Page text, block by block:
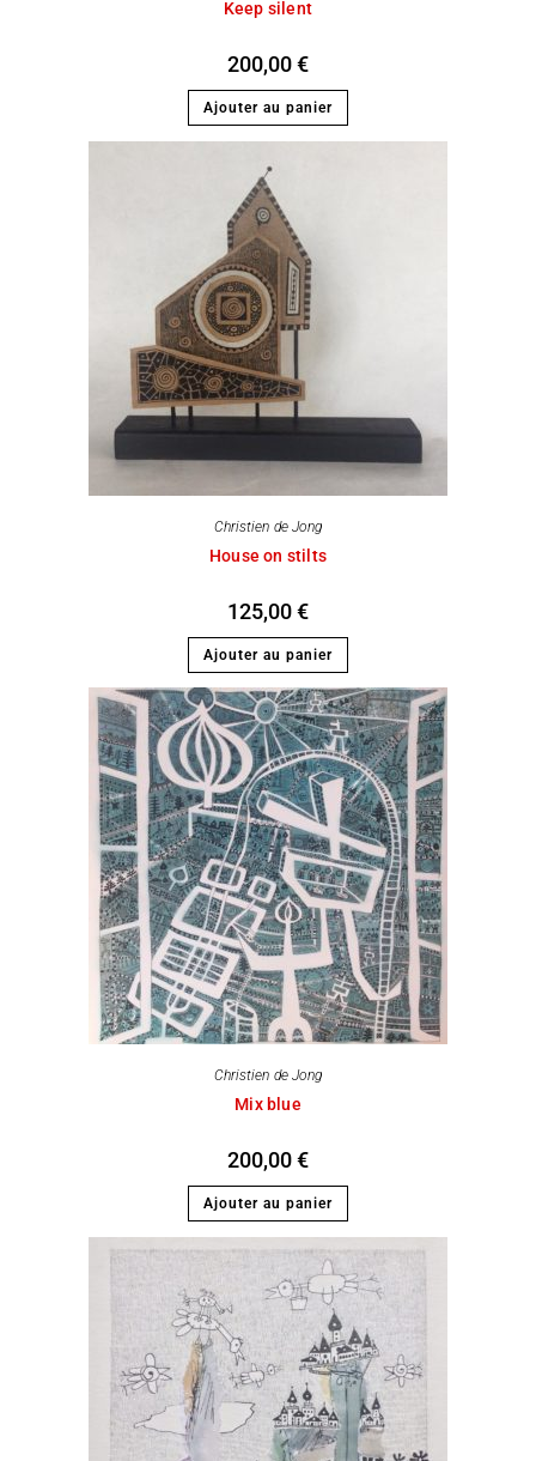
Keep silent
200,00€
Ajouter au panier
Christien de Jong
House on stilts
125,00€
Ajouter au panier
Christien de Jong
Mix blue
200,00€
Ajouter au panier